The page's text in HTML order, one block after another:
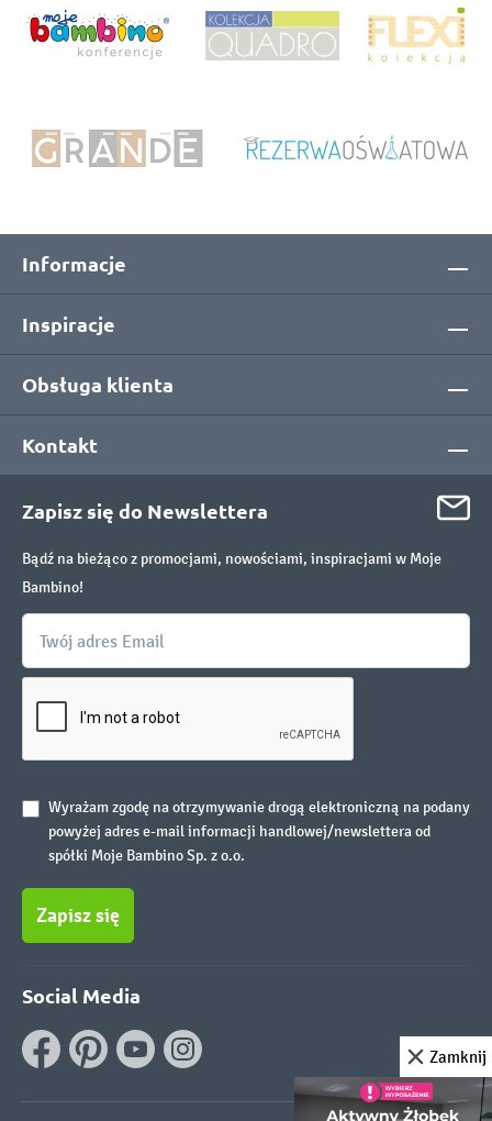
Informacje
Inspiracje
Obsługa klienta
Kontakt
Zapisz się do Newslettera
Bądź na bieżąco z promocjami, nowościami, inspiracjami w Moje
Bambino!
Wyrażam zgodę na otrzymywanie drogą elektroniczną na podany
powyżej adres e-mail informacji handlowej/newslettera od
spółki Moje Bambino Sp. z o.o.
Zapisz się
Social Media
Zamknij